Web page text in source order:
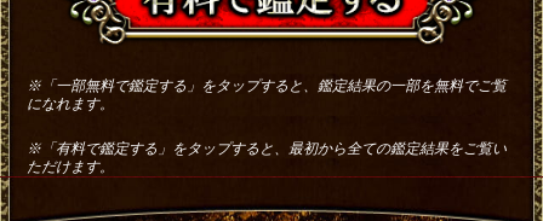
※「一部無料で鑑定する」をタップすると、鑑定結果の一部を無料でご覧
になれます。
※「有料で鑑定する」をタップすると、最初から全ての鑑定結果をご覧い
ただけます。